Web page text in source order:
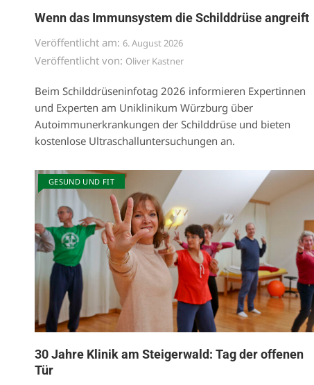
Wenn das Immunsystem die Schilddrüse angreift
Veröffentlicht am: 6. August 2026
Veröffentlicht von: Oliver Kastner
Beim Schilddrüseninfotag 2026 informieren Expertinnen
und Experten am Uniklinikum Würzburg über
Autoimmunerkrankungen der Schilddrüse und bieten
kostenlose Ultraschalluntersuchungen an.
GESUND UND FIT
30 Jahre Klinik am Steigerwald: Tag der offenen
Tür